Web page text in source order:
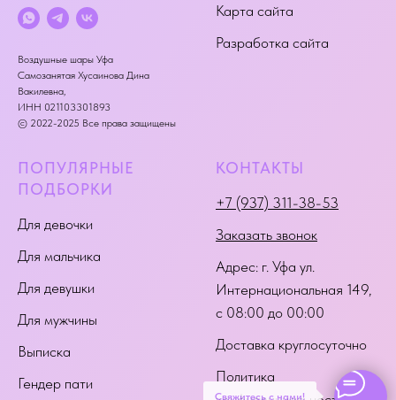
Свяжитесь с нами!
Воздушные шары Уфа
Самозанятая Хусаинова Дина
Вакилевна,
ИНН 021103301893
© 2022-2025 Все права защищены
Карта сайта
Разработка сайта
ПОПУЛЯРНЫЕ
ПОДБОРКИ
Для девочки
Для мальчика
Для девушки
Для мужчины
Выписка
Гендер пати
КОНТАКТЫ
+7 (937) 311-38-53
Заказать звонок
Адрес: г. Уфа ул.
Интернациональная 149,
с 08:00 до 00:00
Доставка круглосуточно
Политика